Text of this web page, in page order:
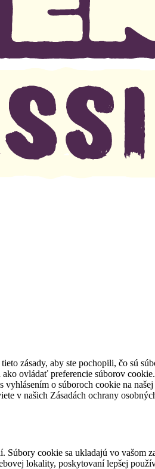
zásady, aby ste pochopili, čo sú
ovládať preferencie súborov
vyhlásením o súboroch cookie na
v našich Zásadách ochrany
cookie sa ukladajú vo vašom
lokality, poskytovaní lepšej